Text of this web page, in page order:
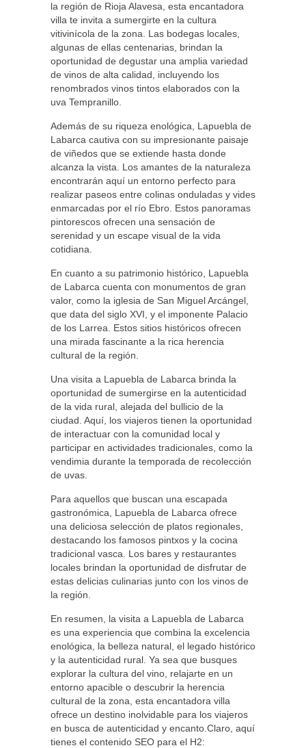
la región de Rioja Alavesa, esta encantadora
villa te invita a sumergirte en la cultura
vitivinícola de la zona. Las bodegas locales,
algunas de ellas centenarias, brindan la
oportunidad de degustar una amplia variedad
de vinos de alta calidad, incluyendo los
renombrados vinos tintos elaborados con la
uva Tempranillo.
Además de su riqueza enológica, Lapuebla de
Labarca cautiva con su impresionante paisaje
de viñedos que se extiende hasta donde
alcanza la vista. Los amantes de la naturaleza
encontrarán aquí un entorno perfecto para
realizar paseos entre colinas onduladas y vides
enmarcadas por el río Ebro. Estos panoramas
pintorescos ofrecen una sensación de
serenidad y un escape visual de la vida
cotidiana.
En cuanto a su patrimonio histórico, Lapuebla
de Labarca cuenta con monumentos de gran
valor, como la iglesia de San Miguel Arcángel,
que data del siglo XVI, y el imponente Palacio
de los Larrea. Estos sitios históricos ofrecen
una mirada fascinante a la rica herencia
cultural de la región.
Una visita a Lapuebla de Labarca brinda la
oportunidad de sumergirse en la autenticidad
de la vida rural, alejada del bullicio de la
ciudad. Aquí, los viajeros tienen la oportunidad
de interactuar con la comunidad local y
participar en actividades tradicionales, como la
vendimia durante la temporada de recolección
de uvas.
Para aquellos que buscan una escapada
gastronómica, Lapuebla de Labarca ofrece
una deliciosa selección de platos regionales,
destacando los famosos pintxos y la cocina
tradicional vasca. Los bares y restaurantes
locales brindan la oportunidad de disfrutar de
estas delicias culinarias junto con los vinos de
la región.
En resumen, la visita a Lapuebla de Labarca
es una experiencia que combina la excelencia
enológica, la belleza natural, el legado histórico
y la autenticidad rural. Ya sea que busques
explorar la cultura del vino, relajarte en un
entorno apacible o descubrir la herencia
cultural de la zona, esta encantadora villa
ofrece un destino inolvidable para los viajeros
en busca de autenticidad y encanto.Claro, aquí
tienes el contenido SEO para el H2: